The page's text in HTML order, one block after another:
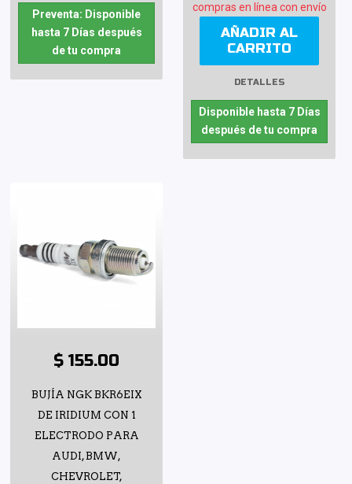
Preventa: Disponible
hasta 7 Días después
de tu compra
compras en línea con envío
AÑADIR AL
CARRITO
DETALLES
Disponible hasta 7 Días
después de tu compra
$ 155.00
BUJÍA NGK BKR6EIX
DE IRIDIUM CON 1
ELECTRODO PARA
AUDI, BMW,
CHEVROLET,